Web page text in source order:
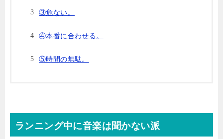
③危ない。
④本番に合わせる。
⑤時間の無駄。
ランニング中に音楽は聞かない派